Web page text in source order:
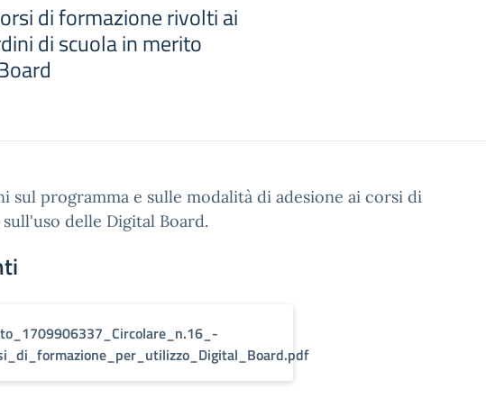
di formazione rivolti ai
di scuola in merito
sul programma e sulle modalità di adesione ai corsi di
delle Digital Board.